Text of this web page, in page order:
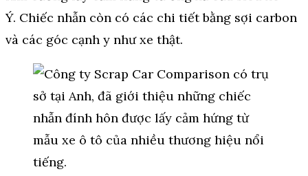
Ý. Chiếc nhẫn còn có các chi tiết bằng sợi carbon
và các góc cạnh y như xe thật.